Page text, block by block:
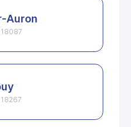
Auron